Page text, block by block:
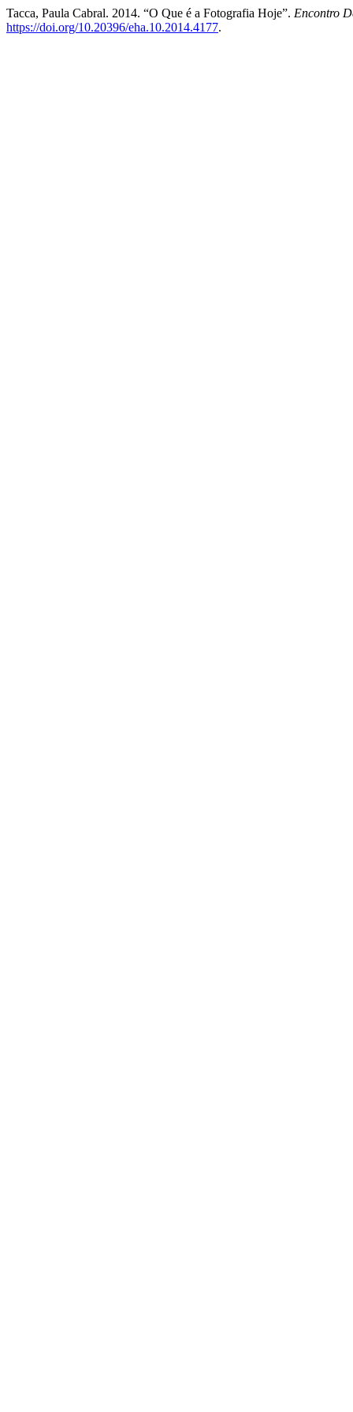
Tacca, Paula Cabral. 2014. “O Que é a Fotografia Hoje”. Encontro
https://doi.org/10.20396/eha.10.2014.4177.